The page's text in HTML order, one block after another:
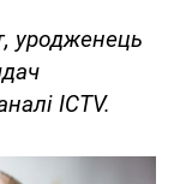
уродженець
ICTV.